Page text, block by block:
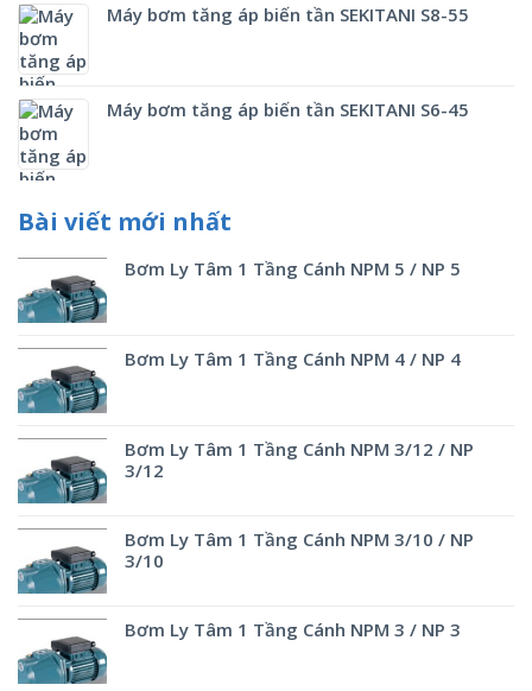
Máy bơm tăng áp biến tần SEKITANI S8-55
Máy bơm tăng áp biến tần SEKITANI S6-45
Bài viết mới nhất
Bơm Ly Tâm 1 Tầng Cánh NPM 5 / NP 5
Bơm Ly Tâm 1 Tầng Cánh NPM 4 / NP 4
Bơm Ly Tâm 1 Tầng Cánh NPM 3/12 / NP
3/12
Bơm Ly Tâm 1 Tầng Cánh NPM 3/10 / NP
3/10
Bơm Ly Tâm 1 Tầng Cánh NPM 3 / NP 3